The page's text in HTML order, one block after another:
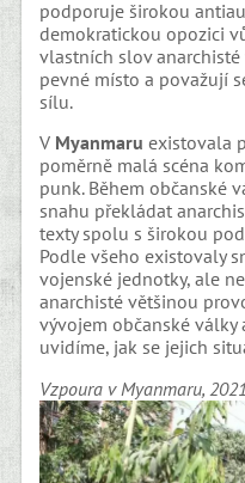
podporuje širokou
demokratickou opozici
vlastních slov
pevné místo a považují
sílu.
V Myanmaru existovala
poměrně malá scéna
punk. Během občanské
snahu překládat
texty spolu s širokou
Podle všeho existovaly
vojenské jednotky, ale
anarchisté většinou
vývojem občanské války
uvidíme, jak se jejich
Vzpoura v Myanmaru, 2021